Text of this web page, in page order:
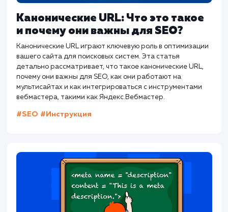
Канонические URL: Что это такое
и почему они важны для SEO?
Канонические URL играют ключевую роль в